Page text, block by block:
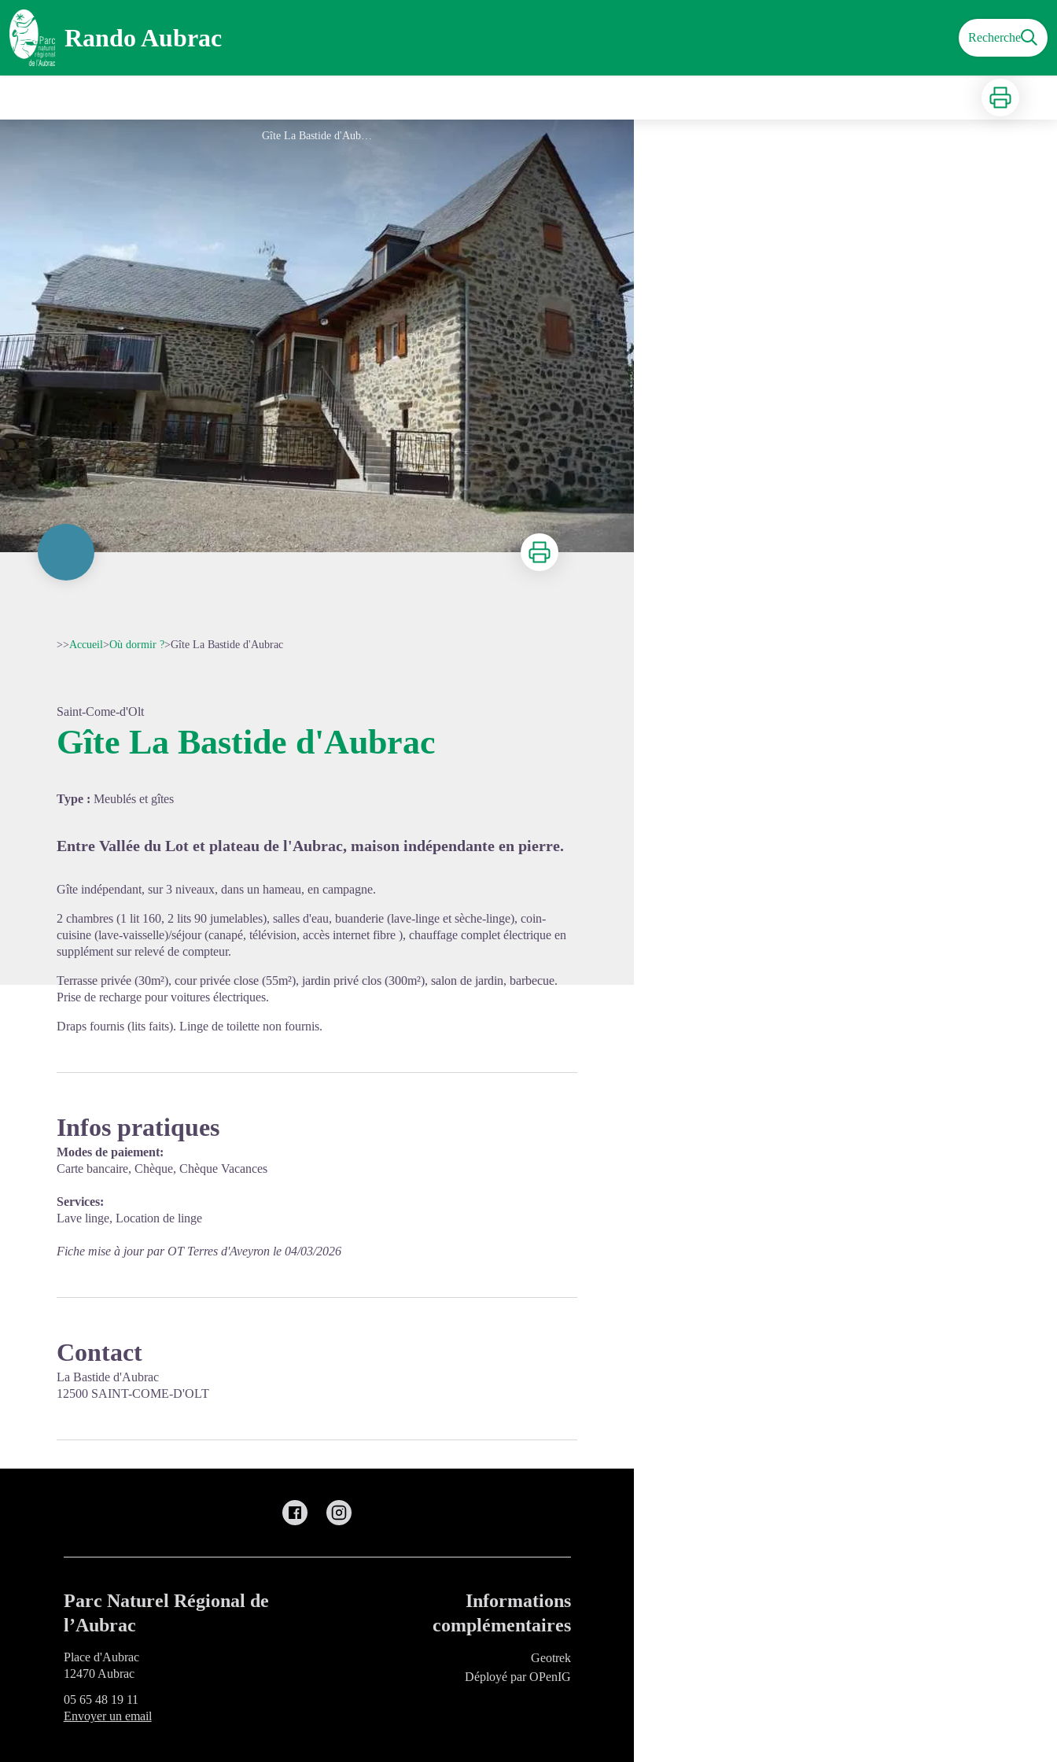
Rando Aubrac Recherche
Imprimer
Gîte La Bastide d'Aubrac
Imprimer
>>Accueil>Où dormir ?>Gîte La Bastide d'Aubrac
Saint-Come-d'Olt
Gîte La Bastide d'Aubrac
Type : Meublés et gîtes
Entre Vallée du Lot et plateau de l'Aubrac, maison indépendante en pierre.
Gîte indépendant, sur 3 niveaux, dans un hameau, en campagne.
2 chambres (1 lit 160, 2 lits 90 jumelables), salles d'eau, buanderie (lave-linge et sèche-linge), coin-
cuisine (lave-vaisselle)/séjour (canapé, télévision, accès internet fibre ), chauffage complet électrique en
supplément sur relevé de compteur.
Terrasse privée (30m²), cour privée close (55m²), jardin privé clos (300m²), salon de jardin, barbecue.
Prise de recharge pour voitures électriques.
Draps fournis (lits faits). Linge de toilette non fournis.
Infos pratiques
Modes de paiement:
Carte bancaire, Chèque, Chèque Vacances
Services:
Lave linge, Location de linge
Fiche mise à jour par OT Terres d'Aveyron le 04/03/2026
Contact
La Bastide d'Aubrac
12500 SAINT-COME-D'OLT
Parc Naturel Régional de
l’Aubrac
Place d'Aubrac
12470 Aubrac
05 65 48 19 11
Envoyer un email
Informations
complémentaires
Geotrek
Déployé par OPenIG